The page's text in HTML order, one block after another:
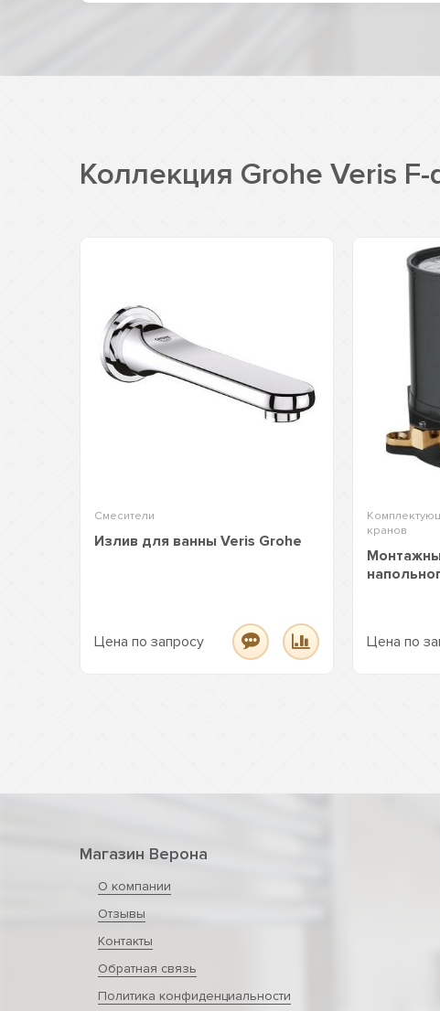
Коллекция Grohe Veris
Смесители
Излив для ванны Veris Grohe
Цена по запросу
кранов
Цена по
Магазин Верона
О компании
Отзывы
Контакты
Обратная связь
Политика конфиденциальности